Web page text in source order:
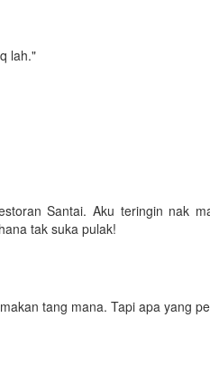
lah."
Santai. Aku teringin nak
tak suka pulak!
tang mana. Tapi apa yang